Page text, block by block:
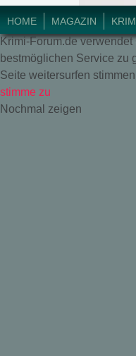
HOME MAGAZIN
© 2018 Krimi-Forum.
Krimi-Forum.de
bestmöglichen Service zu
Seite weitersurfen
stimme zu
Nochmal zeigen